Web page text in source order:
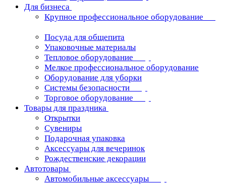
Для бизнеса
Крупное профессиональное оборудование
Посуда для общепита
Упаковочные материалы
Тепловое оборудование
Мелкое профессиональное оборудование
Оборудование для уборки
Системы безопасности
Торговое оборудование
Товары для праздника
Открытки
Сувениры
Подарочная упаковка
Аксессуары для вечеринок
Рождественские декорации
Автотовары
Автомобильные аксессуары